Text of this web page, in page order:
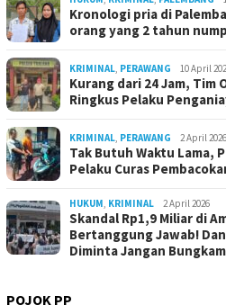
Kronologi pria di
orang yang 2 tahun
KRIMINAL, PERAWANG 10 April
Kurang dari 24 Jam, Tim
Ringkus Pelaku
KRIMINAL, PERAWANG 2 April 2026
Tak Butuh Waktu Lama,
Pelaku Curas
HUKUM, KRIMINAL 2 April 2026
Skandal Rp1,9 Miliar di
Bertanggung Jawab!
Diminta Jangan
POJOK PP